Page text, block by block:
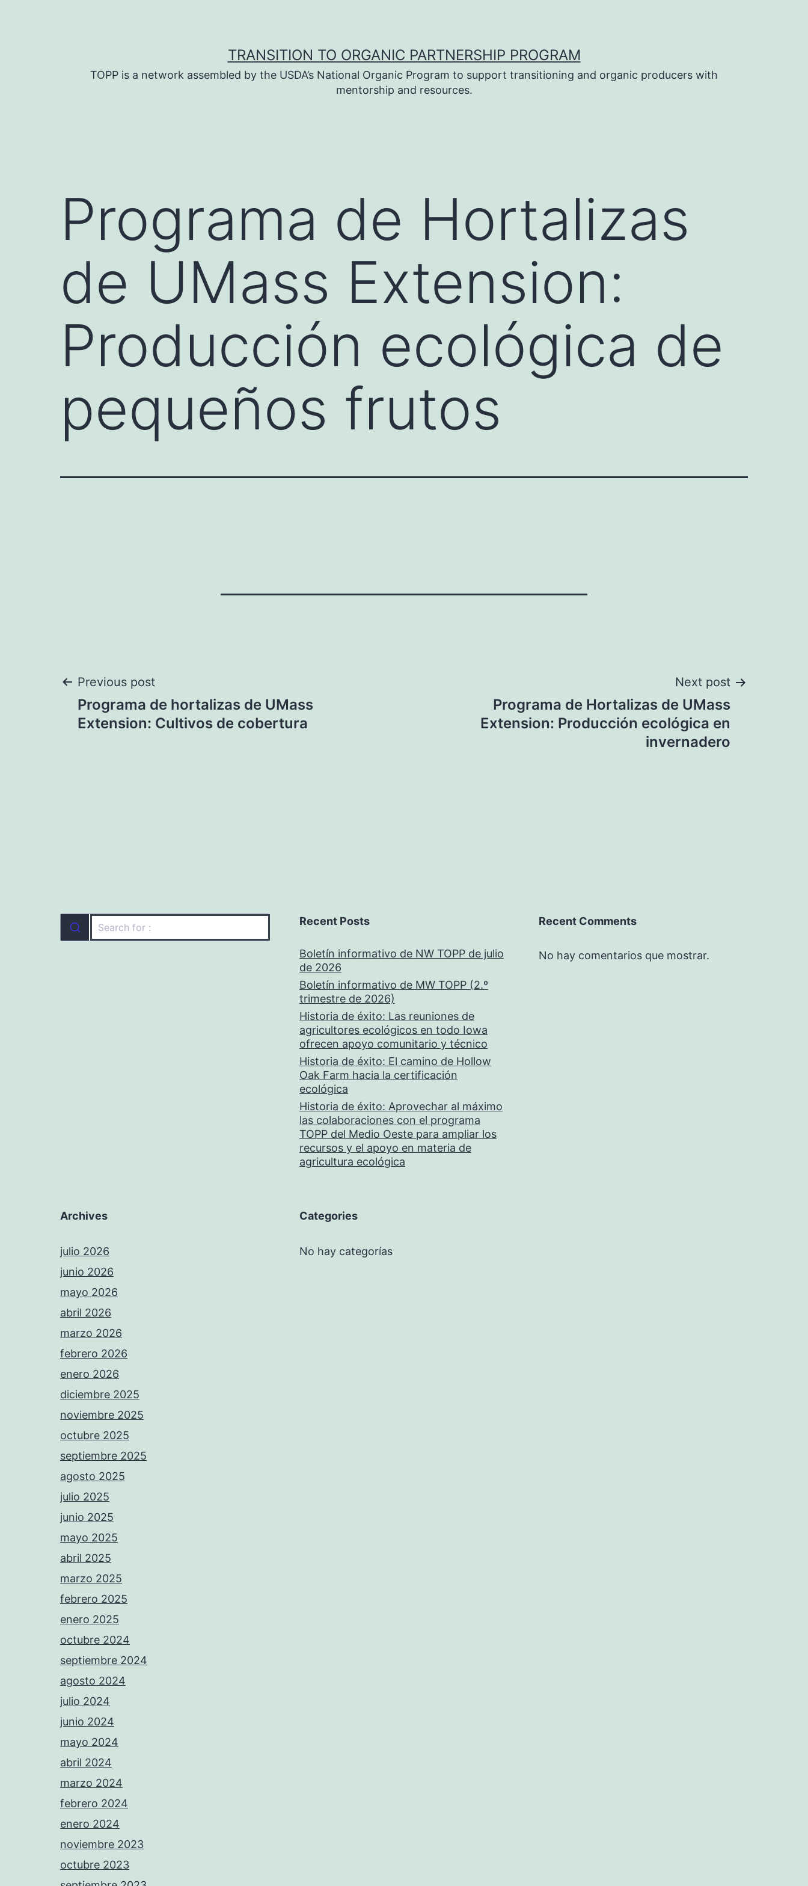
TRANSITION TO ORGANIC PARTNERSHIP PROGRAM
TOPP is a network assembled by the USDA’s National Organic Program to support transitioning and organic producers with
mentorship and resources.
Programa de Hortalizas
de UMass Extension:
Producción ecológica de
pequeños frutos
Navegación
de
Previous post
Programa de hortalizas de UMass
Extension: Cultivos de cobertura
Next post
Programa de Hortalizas de UMass
Extension: Producción ecológica en
invernadero
Recent Posts
Boletín informativo de NW TOPP de julio
de 2026
Boletín informativo de MW TOPP (2.º
trimestre de 2026)
Historia de éxito: Las reuniones de
agricultores ecológicos en todo Iowa
ofrecen apoyo comunitario y técnico
Historia de éxito: El camino de Hollow
Oak Farm hacia la certificación
ecológica
Historia de éxito: Aprovechar al máximo
las colaboraciones con el programa
TOPP del Medio Oeste para ampliar los
recursos y el apoyo en materia de
agricultura ecológica
Recent Comments
No hay comentarios que mostrar.
Archives
julio 2026
junio 2026
mayo 2026
abril 2026
marzo 2026
febrero 2026
enero 2026
diciembre 2025
noviembre 2025
octubre 2025
septiembre 2025
agosto 2025
julio 2025
junio 2025
mayo 2025
abril 2025
marzo 2025
febrero 2025
enero 2025
octubre 2024
septiembre 2024
agosto 2024
julio 2024
junio 2024
mayo 2024
abril 2024
marzo 2024
febrero 2024
enero 2024
noviembre 2023
octubre 2023
Categories
No hay categorías